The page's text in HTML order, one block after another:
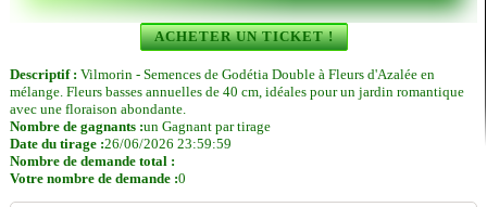
ACHETER UN TICKET !
Descriptif : Vilmorin - Semences de Godétia Double à Fleurs d'Azalée en
mélange. Fleurs basses annuelles de 40 cm, idéales pour un jardin romantique
avec une floraison abondante.
Nombre de gagnants :un Gagnant par tirage
Date du tirage :26/06/2026 23:59:59
Nombre de demande total :
Votre nombre de demande :0